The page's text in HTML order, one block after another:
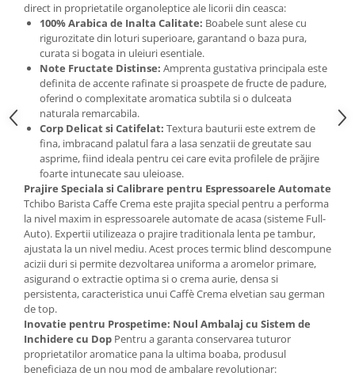
direct in proprietatile organoleptice ale licorii din ceasca:
100% Arabica de Inalta Calitate: Boabele sunt alese cu
rigurozitate din loturi superioare, garantand o baza pura,
curata si bogata in uleiuri esentiale.
Note Fructate Distinse: Amprenta gustativa principala este
definita de accente rafinate si proaspete de fructe de padure,
oferind o complexitate aromatica subtila si o dulceata
naturala remarcabila.
Corp Delicat si Catifelat: Textura bauturii este extrem de
fina, imbracand palatul fara a lasa senzatii de greutate sau
asprime, fiind ideala pentru cei care evita profilele de prăjire
foarte intunecate sau uleioase.
Prajire Speciala si Calibrare pentru Espressoarele Automate
Tchibo Barista Caffe Crema este prajita special pentru a performa
la nivel maxim in espressoarele automate de acasa (sisteme Full-
Auto). Expertii utilizeaza o prajire traditionala lenta pe tambur,
ajustata la un nivel mediu. Acest proces termic blind descompune
acizii duri si permite dezvoltarea uniforma a aromelor primare,
asigurand o extractie optima si o crema aurie, densa si
persistenta, caracteristica unui Caffè Crema elvetian sau german
de top.
Inovatie pentru Prospetime: Noul Ambalaj cu Sistem de
Inchidere cu Dop Pentru a garanta conservarea tuturor
proprietatilor aromatice pana la ultima boaba, produsul
beneficiaza de un nou mod de ambalare revolutionar: